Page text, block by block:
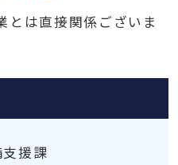
は直接関係ございま
援課